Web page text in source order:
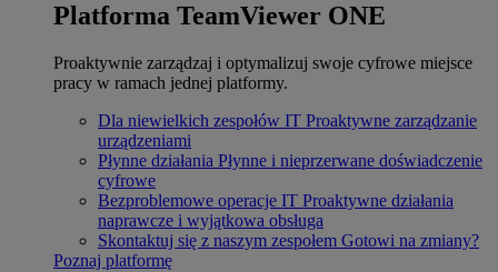
Platforma TeamViewer ONE
Proaktywnie zarządzaj i optymalizuj swoje cyfrowe miejsce
pracy w ramach jednej platformy.
Dla niewielkich zespołów IT Proaktywne zarządzanie
urządzeniami
Płynne działania Płynne i nieprzerwane doświadczenie
cyfrowe
Bezproblemowe operacje IT Proaktywne działania
naprawcze i wyjątkowa obsługa
Skontaktuj się z naszym zespołem Gotowi na zmiany?
Poznaj platformę